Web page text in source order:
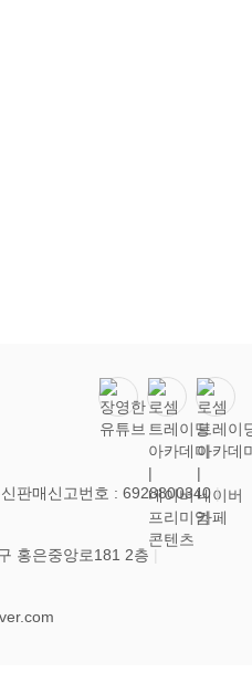
판매신고번호 : 6928800340
홍은중앙로181 2층